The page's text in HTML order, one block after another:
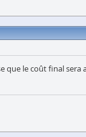
le coût final sera